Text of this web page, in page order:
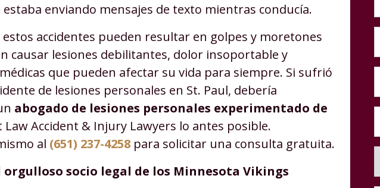
enviando mensajes de texto mientras conducía.
estos accidentes pueden resultar en golpes y moretones
causar lesiones debilitantes, dolor insoportable y
que pueden afectar su vida para siempre. Si sufrió
de lesiones personales en St. Paul, debería
abogado de lesiones personales experimentado de
Law Accident & Injury Lawyers lo antes posible.
al (651) 237-4258 para solicitar una consulta gratuita.
orgulloso socio legal de los Minnesota Vikings